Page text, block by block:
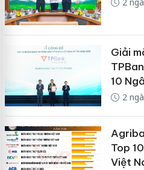
Giải
10
2
Top
Việt